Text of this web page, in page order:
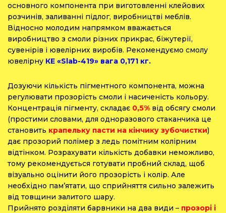
основного компонента при виготовленні клейових
розчинів, заливанні підлог, виробництві меблів.
Відносно молодим напрямком вважається
виробництво з смоли різних прикрас, біжутерії,
сувенірів і ювелірних виробів. Рекомендуємо смолу
ювелірну КЕ «Slab-419» вага 0,171 кг.
Дозуючи кількість пігментного компонента, можна
регулювати прозорість смоли і насиченість кольору.
Концентрація пігменту, складає 0,5% від обсягу смоли
(простими словами, для одноразового стаканчика це
становить крапельку пасти на кінчику зубочистки)
дає прозорий полімер з ледь помітним колірним
відтінком. Розрахувати кількість добавки неможливо,
тому рекомендується готувати пробний склад, щоб
візуально оцінити його прозорість і колір. Але
необхідно пам’ятати, що сприйняття сильно залежить
від товщини залитого шару.
Прийнято розділяти барвники на два види – прозорі і